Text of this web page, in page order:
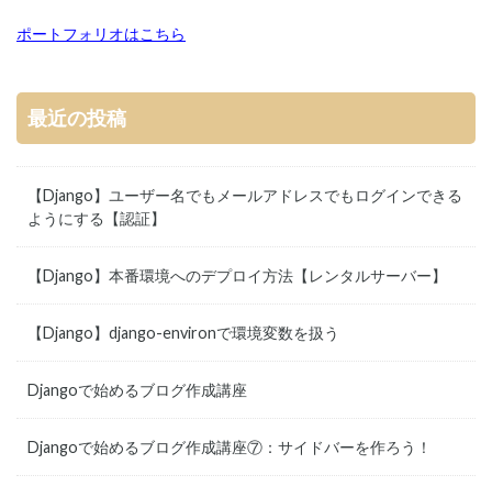
ポートフォリオはこちら
最近の投稿
【Django】ユーザー名でもメールアドレスでもログインできる
ようにする【認証】
【Django】本番環境へのデプロイ方法【レンタルサーバー】
【Django】django-environで環境変数を扱う
Djangoで始めるブログ作成講座
Djangoで始めるブログ作成講座⑦：サイドバーを作ろう！